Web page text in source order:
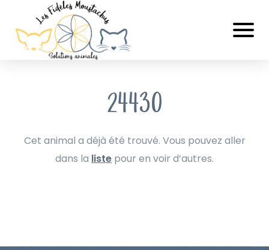
24430
Cet animal a déjà été trouvé. Vous pouvez aller
dans la liste pour en voir d’autres.